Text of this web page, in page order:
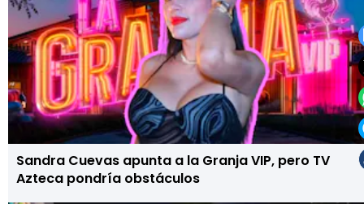
Sandra Cuevas apunta a la Granja VIP, pero TV
Azteca pondría obstáculos